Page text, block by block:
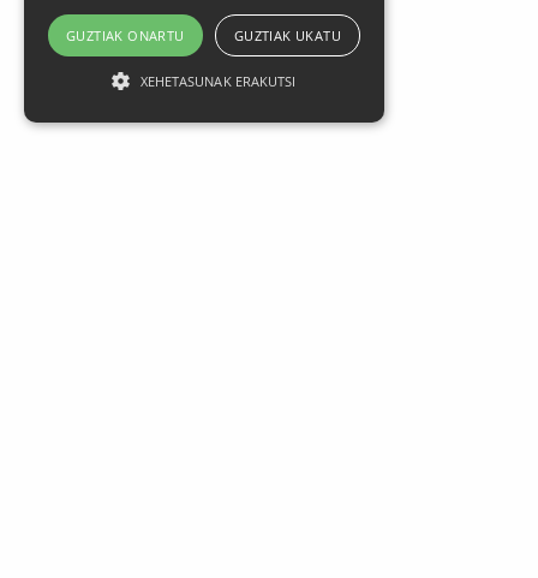
GUZTIAK ONARTU GUZTIAK UKATU
XEHETASUNAK ERAKUTSI